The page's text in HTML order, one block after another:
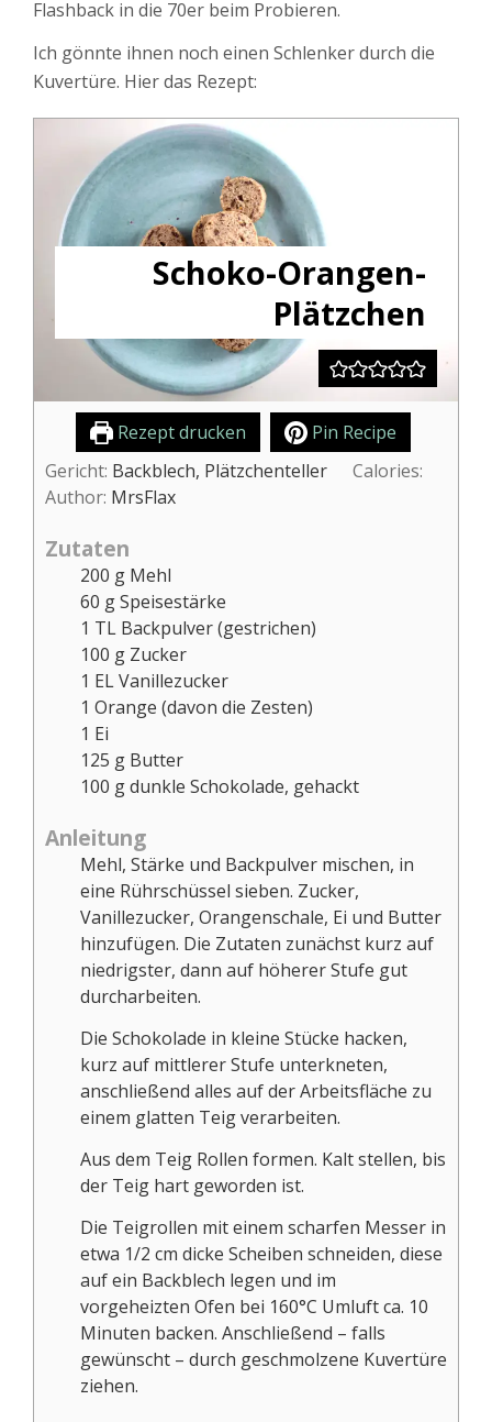
Flashback in die 70er beim Probieren.
Ich gönnte ihnen noch einen Schlenker durch die
Kuvertüre. Hier das Rezept:
Schoko-Orangen-
Plätzchen
Rezept drucken
Pin Recipe
Gericht: Backblech, Plätzchenteller
Calories:
Author: MrsFlax
Zutaten
200 g Mehl
60 gSpeisestärke
1 TL Backpulver (gestrichen)
100 g Zucker
1 ELVanillezucker
1 Orange (davon die Zesten)
1 Ei
125 g Butter
100 gdunkle Schokolade, gehackt
Anleitung
Mehl, Stärke und Backpulver mischen, in
eine Rührschüssel sieben. Zucker,
Vanillezucker, Orangenschale, Ei und Butter
hinzufügen. Die Zutaten zunächst kurz auf
niedrigster, dann auf höherer Stufe gut
durcharbeiten.
Die Schokolade in kleine Stücke hacken,
kurz auf mittlerer Stufe unterkneten,
anschließend alles auf der Arbeitsfläche zu
einem glatten Teig verarbeiten.
Aus dem Teig Rollen formen. Kalt stellen, bis
der Teig hart geworden ist.
Die Teigrollen mit einem scharfen Messer in
etwa 1/2 cm dicke Scheiben schneiden, diese
auf ein Backblech legen und im
vorgeheizten Ofen bei 160°C Umluft ca. 10
Minuten backen. Anschließend – falls
gewünscht – durch geschmolzene Kuvertüre
ziehen.